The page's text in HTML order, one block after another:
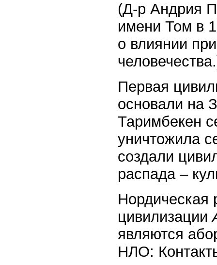
(Д-р Андрия
имени Том в
о влиянии
Первая
основали на
Таримбекен
уничтожила
создали
распада –
Нордическая
цивилизации
являются
НЛО: